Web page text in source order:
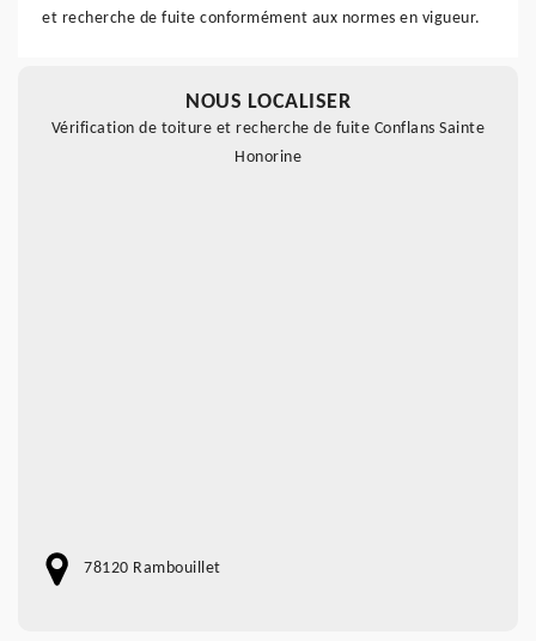
et recherche de fuite conformément aux normes en vigueur.
NOUS LOCALISER
Vérification de toiture et recherche de fuite Conflans Sainte
Honorine
78120 Rambouillet